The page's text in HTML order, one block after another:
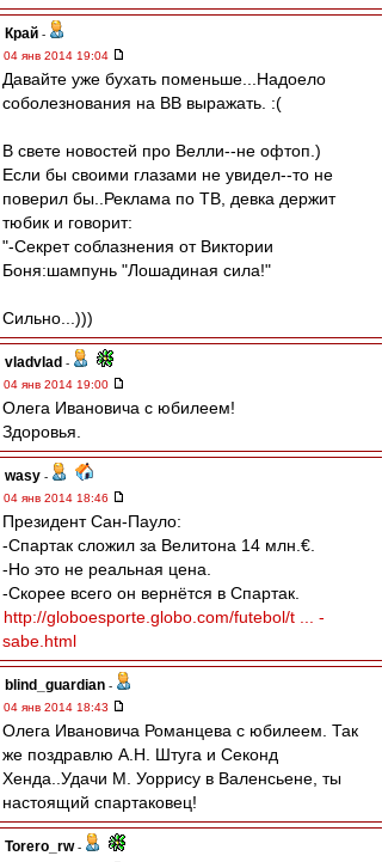
Край -
04 янв 2014 19:04
Давайте уже бухать поменьше...Надоело
соболезнования на ВВ выражать. :(
В свете новостей про Велли--не офтоп.)
Если бы своими глазами не увидел--то не
поверил бы..Реклама по ТВ, девка держит
тюбик и говорит:
"-Секрет соблазнения от Виктории
Боня:шампунь "Лошадиная сила!"
Сильно...)))
vladvlad -
04 янв 2014 19:00
Олега Ивановича с юбилеем!
Здоровья.
wasy -
04 янв 2014 18:46
Президент Сан-Пауло:
-Спартак сложил за Велитона 14 млн.€.
-Но это не реальная цена.
-Скорее всего он вернётся в Спартак.
http://globoesporte.globo.com/futebol/t ... -
sabe.html
blind_guardian -
04 янв 2014 18:43
Олега Ивановича Романцева с юбилеем. Так
же поздравлю А.Н. Штуга и Секонд
Хенда..Удачи М. Уоррису в Валенсьене, ты
настоящий спартаковец!
Torero_rw-